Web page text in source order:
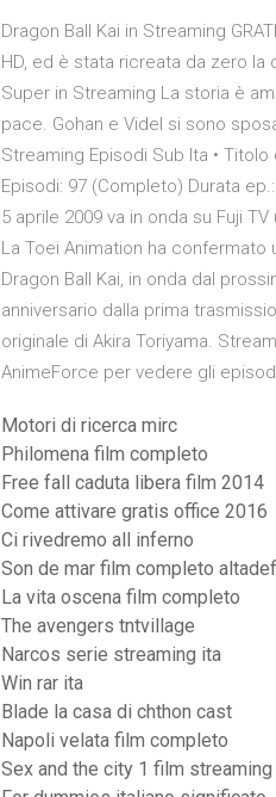
Dragon Ball Kai in Streaming
HD, ed è stata ricreata da zero
Super in Streaming La storia è
pace. Gohan e Videl si sono
Streaming Episodi Sub Ita • Titolo
Episodi: 97 (Completo) Durata
5 aprile 2009 va in onda su Fuji
La Toei Animation ha
Dragon Ball Kai, in onda dal
anniversario dalla prima
originale di Akira Toriyama.
AnimeForce per vedere gli
Motori di ricerca mirc
Philomena film completo
Free fall caduta libera film 2014
Come attivare gratis office 2016
Ci rivedremo all inferno
Son de mar film completo
La vita oscena film completo
The avengers tntvillage
Narcos serie streaming ita
Win rar ita
Blade la casa di chthon cast
Napoli velata film completo
Sex and the city 1 film